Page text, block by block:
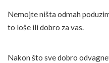
Nemojte ništa odmah
to loše ili dobro za vas.
Nakon što sve dobro